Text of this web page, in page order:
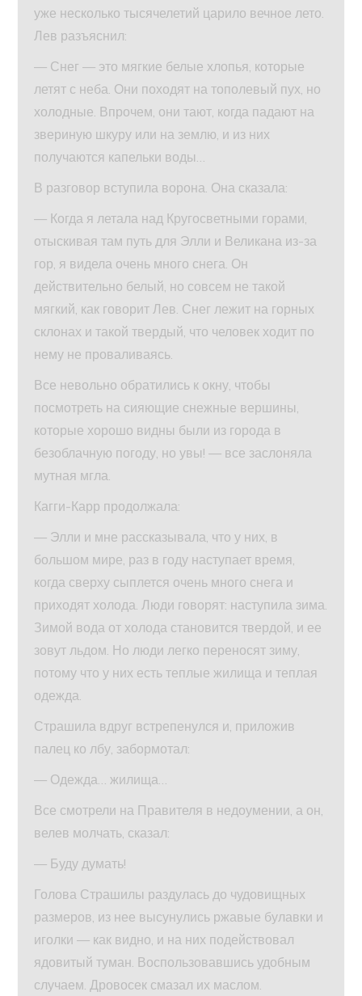
уже несколько тысячелетий царило вечное лето.
Лев разъяснил:
— Снег — это мягкие белые хлопья, которые
летят с неба. Они походят на тополевый пух, но
холодные. Впрочем, они тают, когда падают на
звериную шкуру или на землю, и из них
получаются капельки воды…
В разговор вступила ворона. Она сказала:
— Когда я летала над Кругосветными горами,
отыскивая там путь для Элли и Великана из-за
гор, я видела очень много снега. Он
действительно белый, но совсем не такой
мягкий, как говорит Лев. Снег лежит на горных
склонах и такой твердый, что человек ходит по
нему не проваливаясь.
Все невольно обратились к окну, чтобы
посмотреть на сияющие снежные вершины,
которые хорошо видны были из города в
безоблачную погоду, но увы! — все заслоняла
мутная мгла.
Кагги-Карр продолжала:
— Элли и мне рассказывала, что у них, в
большом мире, раз в году наступает время,
когда сверху сыплется очень много снега и
приходят холода. Люди говорят: наступила зима.
Зимой вода от холода становится твердой, и ее
зовут льдом. Но люди легко переносят зиму,
потому что у них есть теплые жилища и теплая
одежда.
Страшила вдруг встрепенулся и, приложив
палец ко лбу, забормотал:
— Одежда… жилища…
Все смотрели на Правителя в недоумении, а он,
велев молчать, сказал:
— Буду думать!
Голова Страшилы раздулась до чудовищных
размеров, из нее высунулись ржавые булавки и
иголки — как видно, и на них подействовал
ядовитый туман. Воспользовавшись удобным
случаем. Дровосек смазал их маслом.